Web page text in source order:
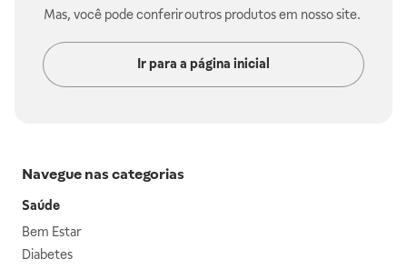
Mas, você pode conferir outros produtos em nosso site.
Ir para a página inicial
Navegue nas categorias
Saúde
Bem Estar
Diabetes